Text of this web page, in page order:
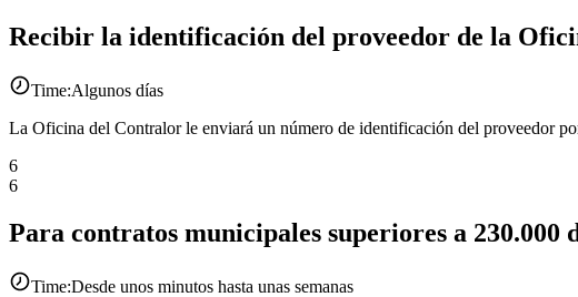
Recibir la identificación del proveedor de la
Time:Algunos días
La Oficina del Contralor le enviará un número de identificación del proveedor
6
6
Para contratos municipales superiores a
Time:Desde unos minutos hasta unas semanas